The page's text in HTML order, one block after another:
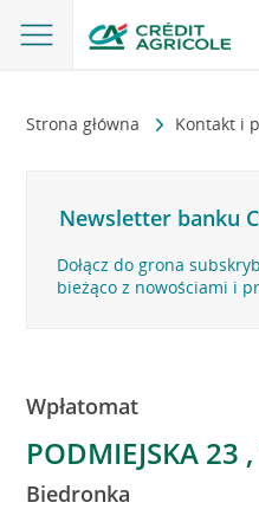
Strona główna Kontakt i
Newsletter banku
Dołącz do grona
bieżąco z nowościami i
Wpłatomat
PODMIEJSKA 23
Biedronka